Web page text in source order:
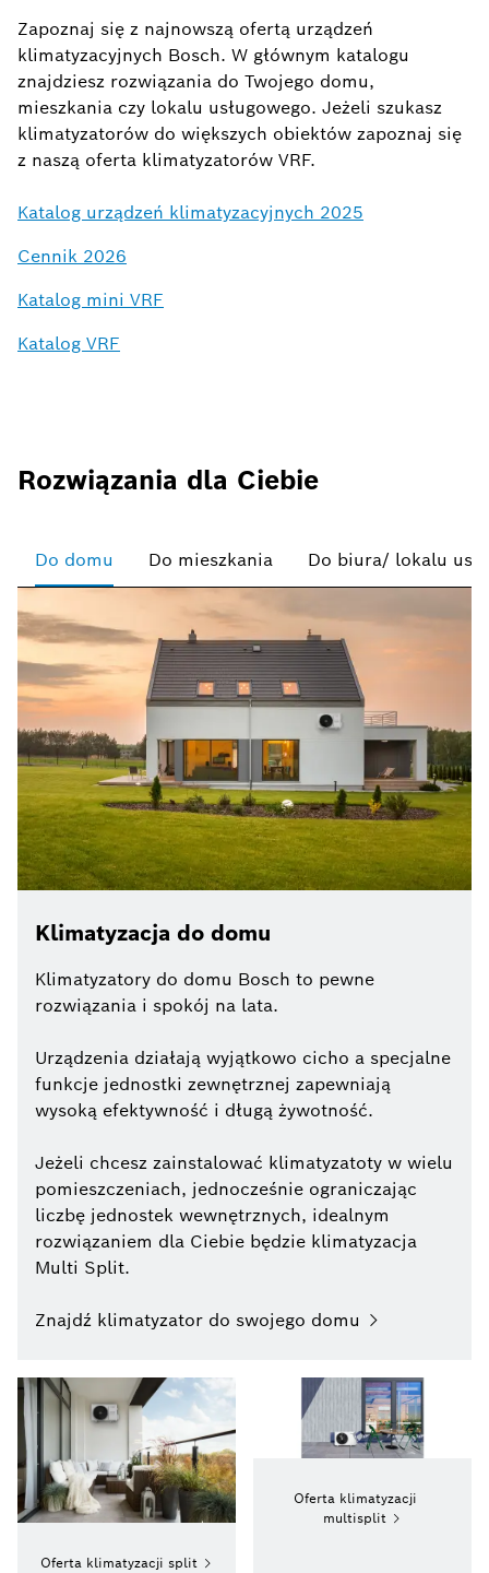
Zapoznaj się z najnowszą ofertą urządzeń
klimatyzacyjnych Bosch. W głównym katalogu
znajdziesz rozwiązania do Twojego domu,
mieszkania czy lokalu usługowego. Jeżeli szukasz
klimatyzatorów do większych obiektów zapoznaj się
z naszą oferta klimatyzatorów VRF.
Katalog urządzeń klimatyzacyjnych 2025
Cennik 2026
Katalog mini VRF
Katalog VRF
Rozwiązania dla Ciebie
Do domu Do mieszkania Do biura/ lokalu
Klimatyzacja do domu
Klimatyzatory do domu Bosch to pewne
rozwiązania i spokój na lata.
Urządzenia działają wyjątkowo cicho a specjalne
funkcje jednostki zewnętrznej zapewniają
wysoką efektywność i długą żywotność.
Jeżeli chcesz zainstalować klimatyzatoty w wielu
pomieszczeniach, jednocześnie ograniczając
liczbę jednostek wewnętrznych, idealnym
rozwiązaniem dla Ciebie będzie klimatyzacja
Multi Split.
Znajdź klimatyzator do swojego domu
Oferta klimatyzacji split
Oferta klimatyzacji
multisplit